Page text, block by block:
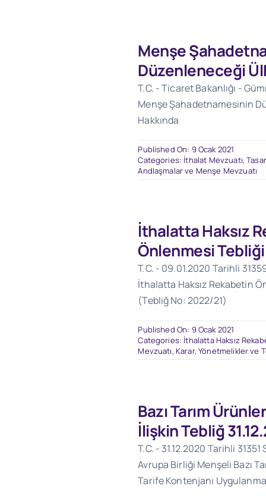
Menşe
Düzenleneceği
T.C. - Ticaret Bakanlığı -
Menşe Şahadetnamesinin
Hakkında
Published On: 9 Ocak 2021
Categories: İthalat Mevzuatı,
Andlaşmalar ve Menşe Mevzuatı
İthalatta Haksız
Önlenmesi
T.C. - 09.01.2020 Tarihli
İthalatta Haksız Rekabetin
(Tebliğ No: 2022/21)
Published On: 9 Ocak 2021
Categories: İthalatta Haksız
Mevzuatı, Karar, Yönetmelikler ve
Bazı Tarım
İlişkin Tebliğ
T.C. - 31.12.2020 Tarihli 31351
Avrupa Birliği Menşeli Bazı
Tarife Kontenjanı